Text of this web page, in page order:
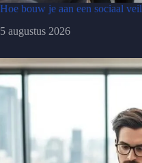
Hoe bouw je aan een sociaal
5 augustus 2026